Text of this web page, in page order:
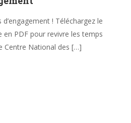
! Téléchargez le
en PDF pour revivre les temps
Centre National des […]